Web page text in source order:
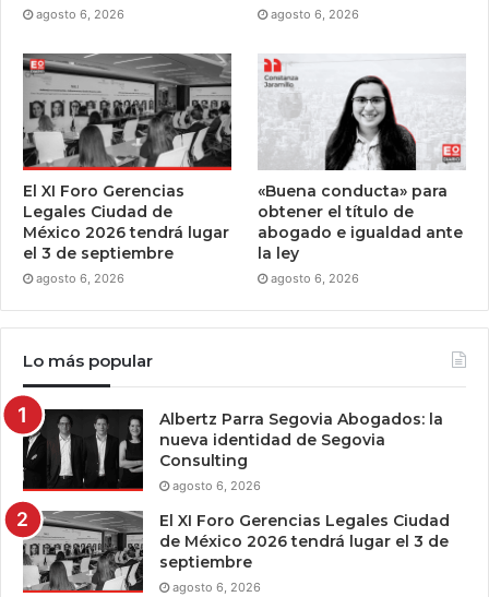
agosto 6, 2026 agosto 6, 2026
El XI Foro Gerencias
Legales Ciudad de
México 2026 tendrá lugar
el 3 de septiembre
agosto 6, 2026
«Buena conducta» para
obtener el título de
abogado e igualdad ante
la ley
agosto 6, 2026
Lo más popular
Albertz Parra Segovia Abogados: la
nueva identidad de Segovia
Consulting
agosto 6, 2026
El XI Foro Gerencias Legales Ciudad
de México 2026 tendrá lugar el 3 de
septiembre
agosto 6, 2026